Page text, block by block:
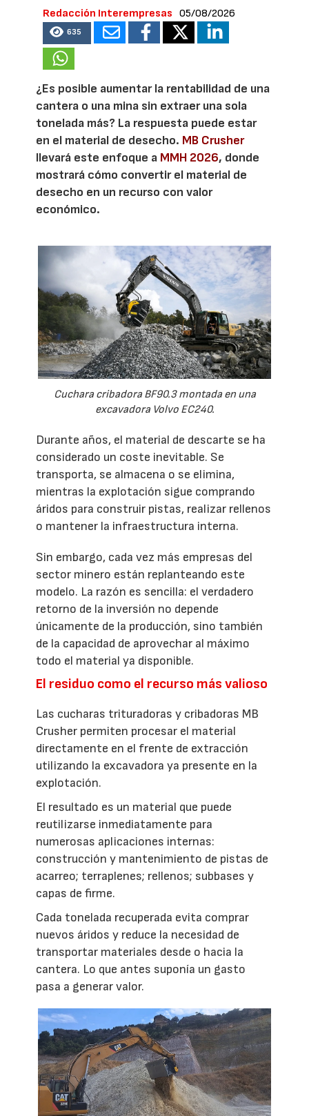
Redacción Interempresas 05/08/2026
635
¿Es posible aumentar la rentabilidad de una
cantera o una mina sin extraer una sola
tonelada más? La respuesta puede estar
en el material de desecho. MB Crusher
llevará este enfoque a MMH 2026, donde
mostrará cómo convertir el material de
desecho en un recurso con valor
económico.
Cuchara cribadora BF90.3 montada en una
excavadora Volvo EC240.
Durante años, el material de descarte se ha
considerado un coste inevitable. Se
transporta, se almacena o se elimina,
mientras la explotación sigue comprando
áridos para construir pistas, realizar rellenos
o mantener la infraestructura interna.
Sin embargo, cada vez más empresas del
sector minero están replanteando este
modelo. La razón es sencilla: el verdadero
retorno de la inversión no depende
únicamente de la producción, sino también
de la capacidad de aprovechar al máximo
todo el material ya disponible.
El residuo como el recurso más valioso
Las cucharas trituradoras y cribadoras MB
Crusher permiten procesar el material
directamente en el frente de extracción
utilizando la excavadora ya presente en la
explotación.
El resultado es un material que puede
reutilizarse inmediatamente para
numerosas aplicaciones internas:
construcción y mantenimiento de pistas de
acarreo; terraplenes; rellenos; subbases y
capas de firme.
Cada tonelada recuperada evita comprar
nuevos áridos y reduce la necesidad de
transportar materiales desde o hacia la
cantera. Lo que antes suponía un gasto
pasa a generar valor.